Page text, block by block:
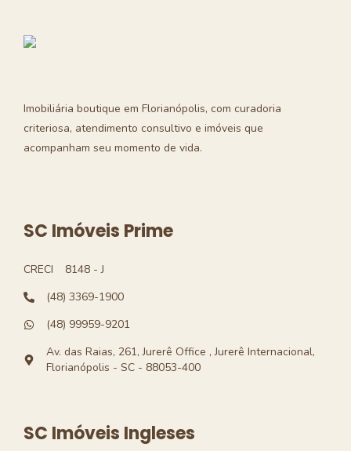
Imobiliária boutique em Florianópolis, com curadoria
criteriosa, atendimento consultivo e imóveis que
acompanham seu momento de vida.
SC Imóveis Prime
CRECI
8148 - J
(48) 3369-1900
(48) 99959-9201
Av. das Raias, 261, Jurerê Office , Jurerê Internacional,
Florianópolis - SC - 88053-400
SC Imóveis Ingleses